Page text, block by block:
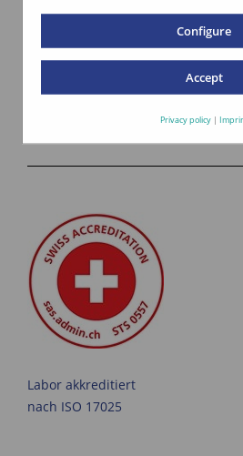
Labor akkreditiert
nach ISO 17025
Configure
Accept
Privacy policy|